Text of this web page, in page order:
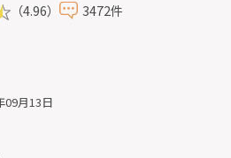
（4.96） 3472件
09月13日